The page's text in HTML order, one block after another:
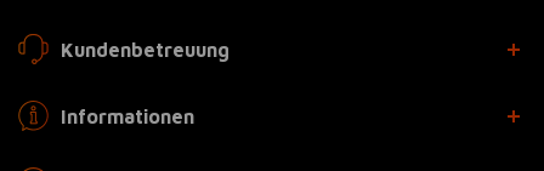
Kundenbetreuung
Informationen